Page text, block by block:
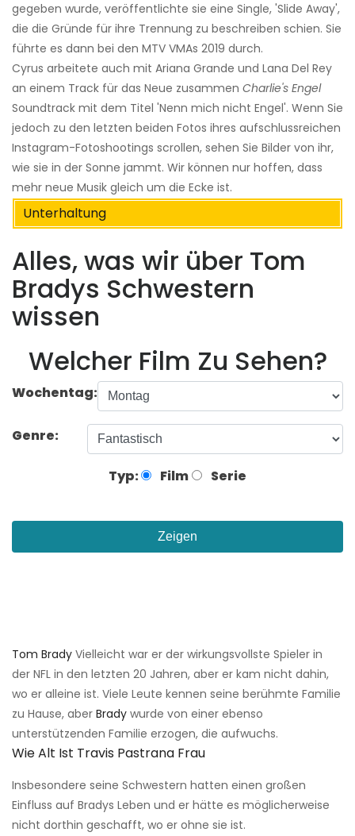
gegeben wurde, veröffentlichte sie eine Single, 'Slide Away',
die die Gründe für ihre Trennung zu beschreiben schien. Sie
führte es dann bei den MTV VMAs 2019 durch.
Cyrus arbeitete auch mit Ariana Grande und Lana Del Rey
an einem Track für das Neue zusammen Charlie's Engel
Soundtrack mit dem Titel 'Nenn mich nicht Engel'. Wenn Sie
jedoch zu den letzten beiden Fotos ihres aufschlussreichen
Instagram-Fotoshootings scrollen, sehen Sie Bilder von ihr,
wie sie in der Sonne jammt. Wir können nur hoffen, dass
mehr neue Musik gleich um die Ecke ist.
Unterhaltung
Alles, was wir über Tom
Bradys Schwestern
wissen
Welcher Film Zu Sehen?
Wochentag:
Genre:
Typ: Film Serie
Zeigen
Tom Brady Vielleicht war er der wirkungsvollste Spieler in
der NFL in den letzten 20 Jahren, aber er kam nicht dahin,
wo er alleine ist. Viele Leute kennen seine berühmte Familie
zu Hause, aber Brady wurde von einer ebenso
unterstützenden Familie erzogen, die aufwuchs.
Wie Alt Ist Travis Pastrana Frau
Insbesondere seine Schwestern hatten einen großen
Einfluss auf Bradys Leben und er hätte es möglicherweise
nicht dorthin geschafft, wo er ohne sie ist.